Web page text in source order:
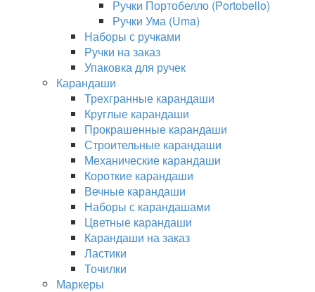
Ручки Портобелло (Portobello)
Ручки Ума (Uma)
Наборы с ручками
Ручки на заказ
Упаковка для ручек
Карандаши
Трехгранные карандаши
Круглые карандаши
Прокрашенные карандаши
Строительные карандаши
Механические карандаши
Короткие карандаши
Вечные карандаши
Наборы с карандашами
Цветные карандаши
Карандаши на заказ
Ластики
Точилки
Маркеры